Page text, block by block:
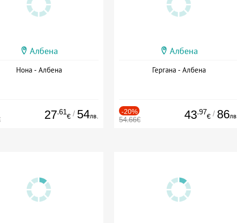
Албена
Нона - Албена
27.61
€ / 54лв.
Албена
Гергана - Албена
-20%
54.66€ 43.97
€ / 86лв.